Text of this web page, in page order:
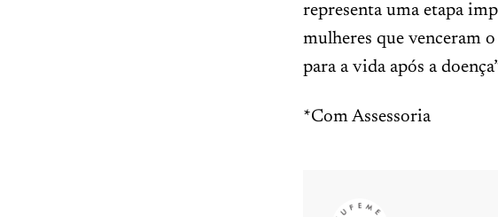
representa uma etapa
mulheres que venceram
para a vida após a
*Com Assessoria